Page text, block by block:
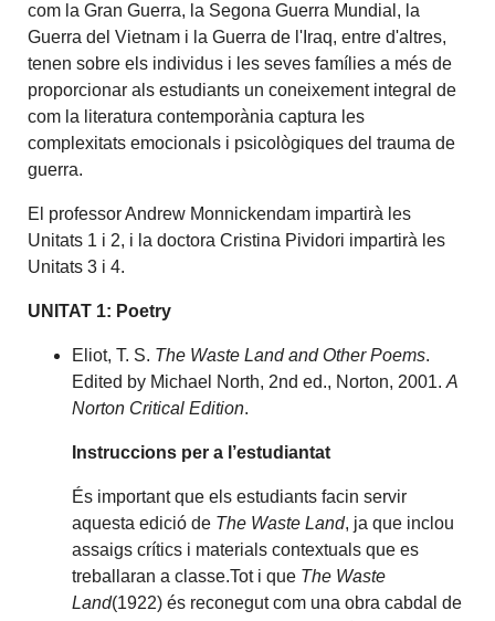
com la Gran Guerra, la Segona Guerra Mundial, la
Guerra del Vietnam i la Guerra de l'Iraq, entre d'altres,
tenen sobre els individus i les seves famílies a més de
proporcionar als estudiants un coneixement integral de
com la literatura contemporània captura les
complexitats emocionals i psicològiques del trauma de
guerra.
El professor Andrew Monnickendam impartirà les
Unitats 1 i 2, i la doctora Cristina Pividori impartirà les
Unitats 3 i 4.
UNITAT 1: Poetry
Eliot, T. S. The Waste Land and Other Poems.
Edited by Michael North, 2nd ed., Norton, 2001.A
Norton Critical Edition.
Instruccions per a l’estudiantat
És important que els estudiants facin servir
aquesta edició de The Waste Land, ja que inclou
assaigs crítics i materials contextuals que es
treballaran a classe.Tot i que The Waste
Land(1922) és reconegut com una obra cabdal de